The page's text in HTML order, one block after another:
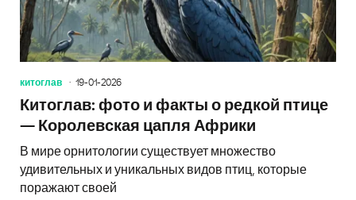
китоглав 19-01-2026
Китоглав: фото и факты о редкой птице
— Королевская цапля Африки
В мире орнитологии существует множество
удивительных и уникальных видов птиц, которые
поражают своей